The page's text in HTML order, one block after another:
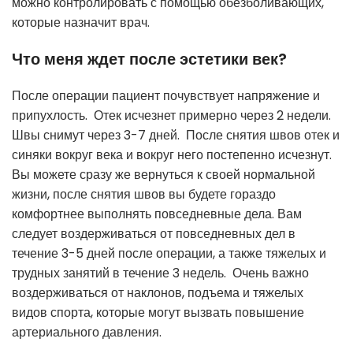
которые назначит врач.
Что меня ждет после эстетики век?
После операции пациент почувствует напряжение и
припухлость. Отек исчезнет примерно через 2 недели.
Швы снимут через 3-7 дней. После снятия швов отек и
синяки вокруг века и вокруг него постепенно исчезнут.
Вы можете сразу же вернуться к своей нормальной
жизни, после снятия швов вы будете гораздо
комфортнее выполнять повседневные дела. Вам
следует воздерживаться от повседневных дел в
течение 3-5 дней после операции, а также тяжелых и
трудных занятий в течение 3 недель. Очень важно
воздерживаться от наклонов, подъема и тяжелых
видов спорта, которые могут вызвать повышение
артериального давления.